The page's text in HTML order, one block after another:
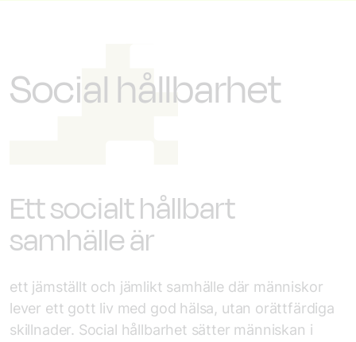
Social hållbarhet
Ett socialt hållbart
samhälle är
ett jämställt och jämlikt samhälle där människor
lever ett gott liv med god hälsa, utan orättfärdiga
skillnader. Social hållbarhet sätter människan i